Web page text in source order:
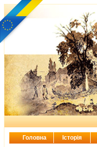
Головна Історія